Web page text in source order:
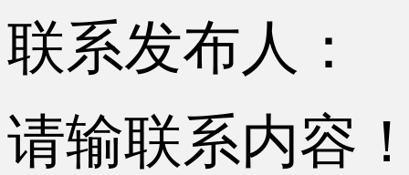
联系发布人：
请输联系内容